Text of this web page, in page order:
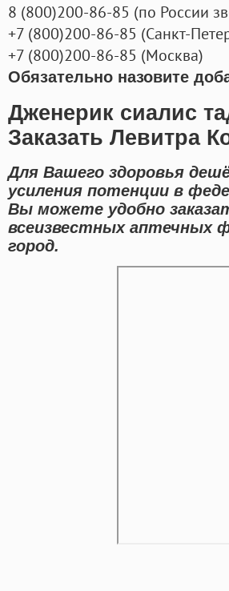
8 (800)200-86-85 (по России
+7 (800)200-86-85 (Санкт-
+7 (800)200-86-85 (Москва)
Обязательно назовите
Дженерик сиалис
Заказать Левитра
Для Вашего здоровья
усиления потенции в
Вы можете удобно
всеизвестных аптечных
город.